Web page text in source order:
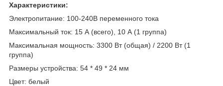
Характеристики:
Электропитание: 100-240В переменного тока
Максимальный ток: 15 А (всего), 10 А (1 группа)
Максимальная мощность: 3300 Вт (общая) / 2200 Вт (1
группа)
Размеры устройства: 54 * 49 * 24 мм
Цвет: белый